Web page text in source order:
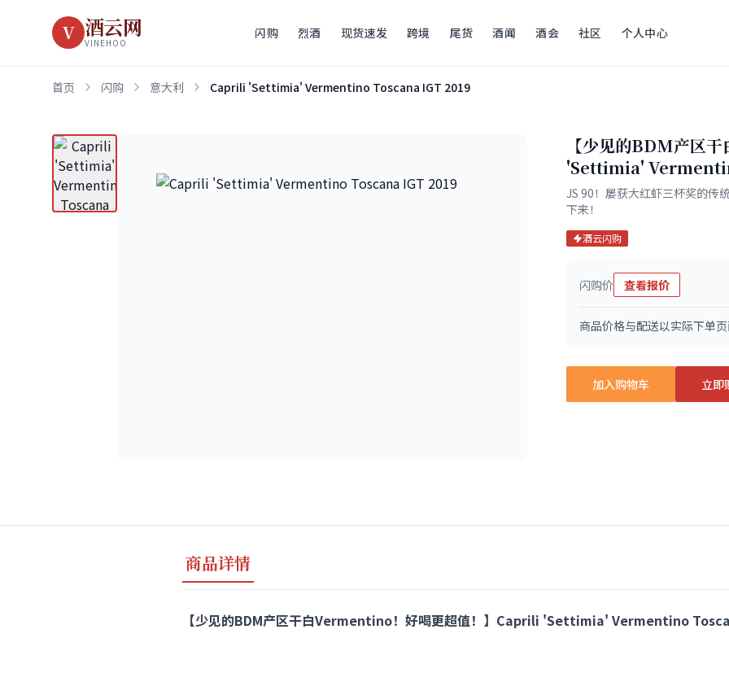
V 酒云网
VINEHOO
闪购 烈酒 现货速发 跨境 尾货 酒闻 酒会 社区 个人中心
首页 闪购 意大利 Caprili 'Settimia' Vermentino Toscana IGT 2019
【少见的BDM产区
'Settimia'
JS 90！屡获大红虾三杯奖的传
下来！
酒云闪购
闪购价 查看报价
商品价格与配送以实际下单
加入购物车 立即
商品详情
【少见的BDM产区干白Vermentino！好喝更超值！】Caprili 'Settimia' Vermentino